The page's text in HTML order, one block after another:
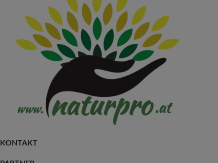
KONTAKT